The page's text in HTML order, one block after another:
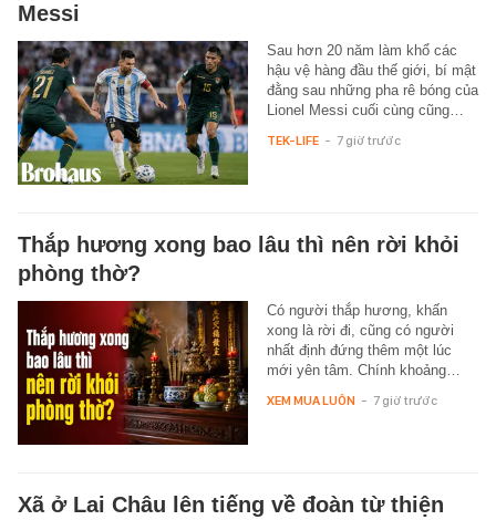
Messi
Sau hơn 20 năm làm khổ các
hậu vệ hàng đầu thế giới, bí mật
đằng sau những pha rê bóng của
Lionel Messi cuối cùng cũng…
TEK-LIFE - 7 giờ trước
Thắp hương xong bao lâu thì nên rời khỏi
phòng thờ?
Có người thắp hương, khấn
xong là rời đi, cũng có người
nhất định đứng thêm một lúc
mới yên tâm. Chính khoảng…
XEM MUA LUÔN - 7 giờ trước
Xã ở Lai Châu lên tiếng về đoàn từ thiện